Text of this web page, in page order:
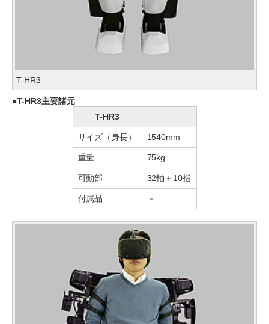
T-HR3
T-HR3主要諸元
T-HR3
サイズ（身長） 1540mm
重量 75kg
可動部 32軸＋10指
付属品 －